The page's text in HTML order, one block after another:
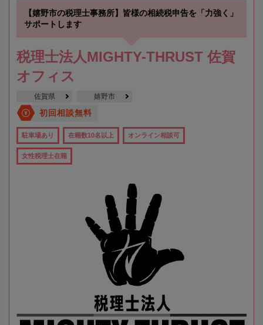
【嬉野市の税理士事務所】皆様の相続税申告を「力強く」
サポートします
税理士法人MIGHTY-THRUST 佐賀
オフィス
佐賀県 嬉野市
初回相談無料
駐車場あり 在籍数10名以上 オンライン相談可
女性税理士在籍